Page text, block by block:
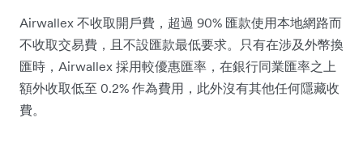
Airwallex 不收取開戶費，超過 90% 匯款使用本地網路而
不收取交易費，且不設匯款最低要求。只有在涉及外幣換
匯時，Airwallex 採用較優惠匯率，在銀行同業匯率之上
額外收取低至 0.2% 作為費用，此外沒有其他任何隱藏收
費。